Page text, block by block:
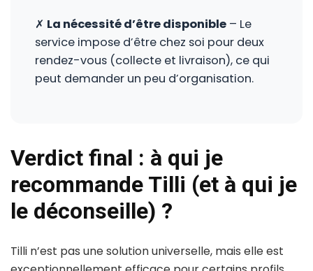
✗ La nécessité d’être disponible – Le
service impose d’être chez soi pour deux
rendez-vous (collecte et livraison), ce qui
peut demander un peu d’organisation.
Verdict final : à qui je
recommande Tilli (et à qui je
le déconseille) ?
Tilli n’est pas une solution universelle, mais elle est